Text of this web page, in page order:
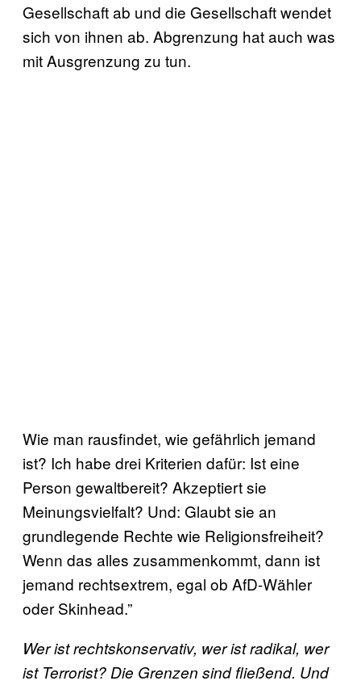
Gesellschaft ab und die Gesellschaft wendet
sich von ihnen ab. Abgrenzung hat auch was
mit Ausgrenzung zu tun.
Wie man rausfindet, wie gefährlich jemand
ist? Ich habe drei Kriterien dafür: Ist eine
Person gewaltbereit? Akzeptiert sie
Meinungsvielfalt? Und: Glaubt sie an
grundlegende Rechte wie Religionsfreiheit?
Wenn das alles zusammenkommt, dann ist
jemand rechtsextrem, egal ob AfD-Wähler
oder Skinhead.”
Wer ist rechtskonservativ, wer ist radikal, wer
ist Terrorist? Die Grenzen sind fließend. Und